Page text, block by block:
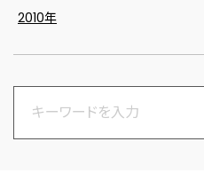
2010年